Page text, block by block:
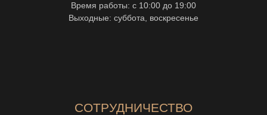
Время работы: с 10:00 до 19:00
Выходные: суббота, воскресенье
СОТРУДНИЧЕСТВО